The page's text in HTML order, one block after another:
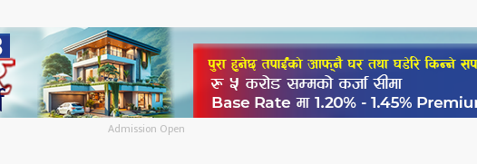
Admission Open